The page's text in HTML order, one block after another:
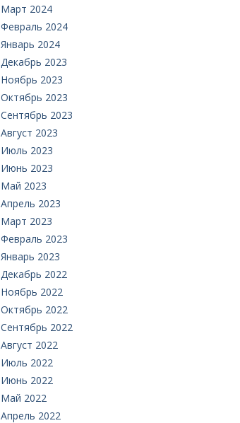
Март 2024
Февраль 2024
Январь 2024
Декабрь 2023
Ноябрь 2023
Октябрь 2023
Сентябрь 2023
Август 2023
Июль 2023
Июнь 2023
Май 2023
Апрель 2023
Март 2023
Февраль 2023
Январь 2023
Декабрь 2022
Ноябрь 2022
Октябрь 2022
Сентябрь 2022
Август 2022
Июль 2022
Июнь 2022
Май 2022
Апрель 2022